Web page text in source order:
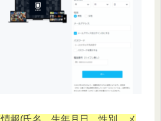
報(氏名、生年月日、性別、メ